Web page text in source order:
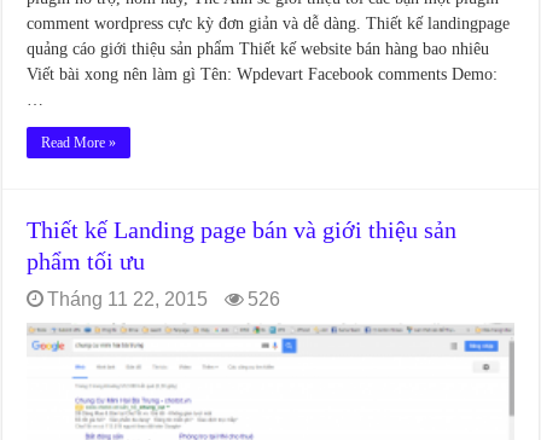
comment wordpress cực kỳ đơn giản và dễ dàng. Thiết kế landingpage
quảng cáo giới thiệu sản phẩm Thiết kế website bán hàng bao nhiêu
Viết bài xong nên làm gì Tên: Wpdevart Facebook comments Demo:
…
Read More »
Thiết kế Landing page bán và giới thiệu sản
phẩm tối ưu
Tháng 11 22, 2015 526